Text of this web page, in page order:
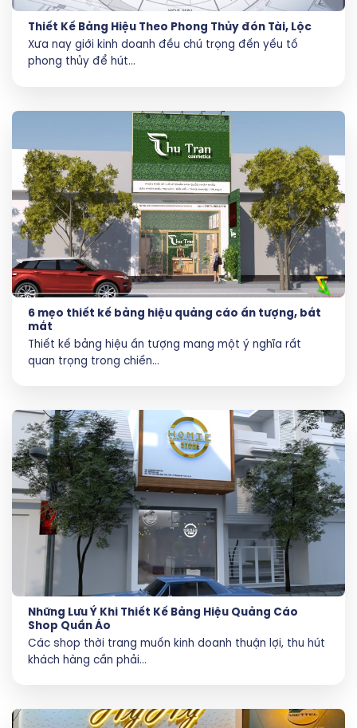
Thiết Kế Bảng Hiệu Theo Phong Thủy đón Tài, Lộc
Xưa nay giới kinh doanh đều chú trọng đến yếu tố
phong thủy để hút...
6 mẹo thiết kế bảng hiệu quảng cáo ấn tượng, bắt
mắt
Thiết kế bảng hiệu ấn tượng mang một ý nghĩa rất
quan trọng trong chiến...
Những Lưu Ý Khi Thiết Kế Bảng Hiệu Quảng Cáo
Shop Quần Áo
Các shop thời trang muốn kinh doanh thuận lợi, thu hút
khách hàng cần phải...